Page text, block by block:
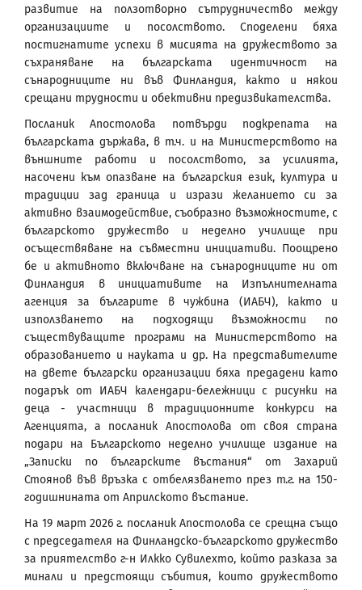
развитие на ползотворно сътрудничество между
организациите и посолството. Споделени бяха
постигнатите успехи в мисията на дружеството за
съхраняване на българската идентичност на
сънародниците ни във Финландия, както и някои
срещани трудности и обективни предизвикателства.
Посланик Апостолова потвърди подкрепата на
българската държава, в т.ч. и на Министерството на
външните работи и посолството, за усилията,
насочени към опазване на българския език, култура и
традиции зад граница и изрази желанието си за
активно взаимодействие, съобразно възможностите, с
българското дружество и неделно училище при
осъществяване на съвместни инициативи. Поощрено
бе и активното включване на сънародниците ни от
Финландия в инициативите на Изпълнителната
агенция за българите в чужбина (ИАБЧ), както и
използването на подходящи възможности по
съществуващите програми на Министерството на
образованието и науката и др. На представителите
на двете български организации бяха предадени като
подарък от ИАБЧ календари-бележници с рисунки на
деца - участници в традиционните конкурси на
Агенцията, а посланик Апостолова от своя страна
подари на Българското неделно училище издание на
„Записки по българските въстания“ от Захарий
Стоянов във връзка с отбелязването през т.г. на 150-
годишнината от Априлското въстание.
На 19 март 2026 г. посланик Апостолова се срещна също
с председателя на Финландско-българското дружество
за приятелство г-н Илкко Сувилехто, който разказа за
минали и предстоящи събития, които дружеството